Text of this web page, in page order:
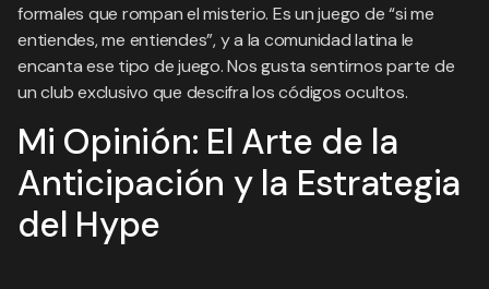
formales que rompan el misterio. Es un juego de “si me
entiendes, me entiendes”, y a la comunidad latina le
encanta ese tipo de juego. Nos gusta sentirnos parte de
un club exclusivo que descifra los códigos ocultos.
Mi Opinión: El Arte de la
Anticipación y la Estrategia
del Hype